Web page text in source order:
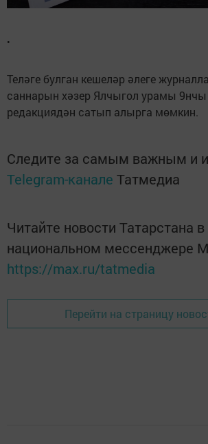
.
Теләге булган кешеләр әлеге
саннарын хәзер Ялчыгол урамы 9нчы
редакциядән сатып алырга мөмкин.
Следите за самым важным и
Telegram-канале Татмедиа
Читайте новости Татарстана в
национальном мессенджере
https://max.ru/tatmedia
Перейти на страницу